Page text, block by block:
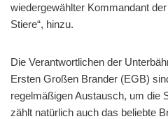
wiedergewählter Kommandant
Stiere“, hinzu.
Die Verantwortlichen der
Ersten Großen Brander (EGB)
regelmäßigen Austausch, um die
zählt natürlich auch das beliebte